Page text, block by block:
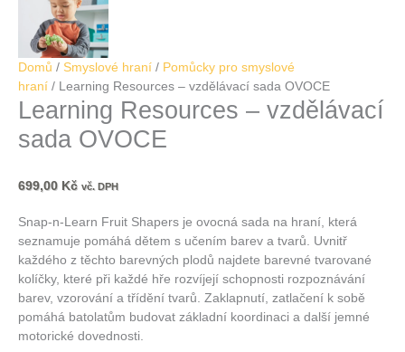
Domů / Smyslové hraní / Pomůcky pro smyslové
hraní / Learning Resources – vzdělávací sada OVOCE
Learning Resources – vzdělávací
sada OVOCE
699,00 Kč vč. DPH
Snap-n-Learn Fruit Shapers je ovocná sada na hraní, která
seznamuje pomáhá dětem s učením barev a tvarů. Uvnitř
každého z těchto barevných plodů najdete barevné tvarované
kolíčky, které při každé hře rozvíjejí schopnosti rozpoznávání
barev, vzorování a třídění tvarů. Zaklapnutí, zatlačení k sobě
pomáhá batolatům budovat základní koordinaci a další jemné
motorické dovednosti.